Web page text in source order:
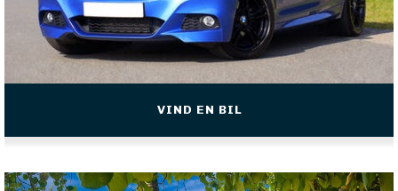
VIND EN BIL